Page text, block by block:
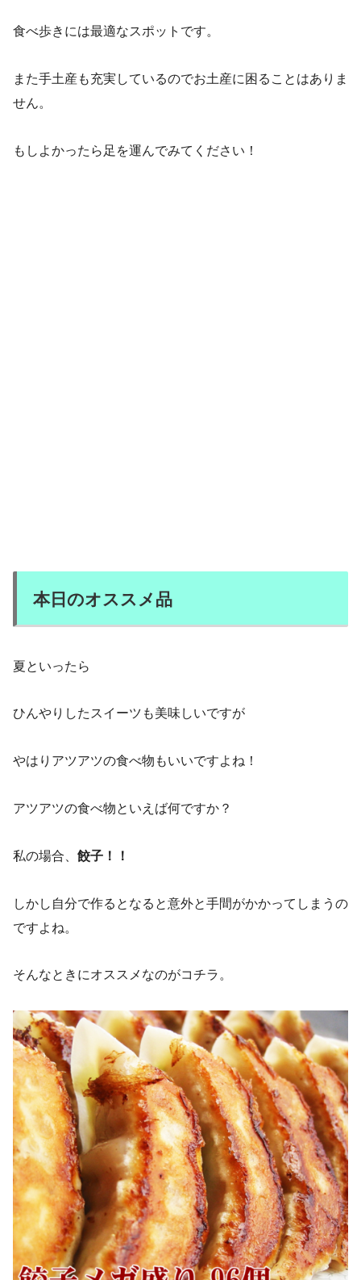
食べ歩きには最適なスポットです。
また手土産も充実しているのでお土産に困ることはありま
せん。
もしよかったら足を運んでみてください！
本日のオススメ品
夏といったら
ひんやりしたスイーツも美味しいですが
やはりアツアツの食べ物もいいですよね！
アツアツの食べ物といえば何ですか？
私の場合、 餃子！！
しかし自分で作るとなると意外と手間がかかってしまうの
ですよね。
そんなときにオススメなのがコチラ。